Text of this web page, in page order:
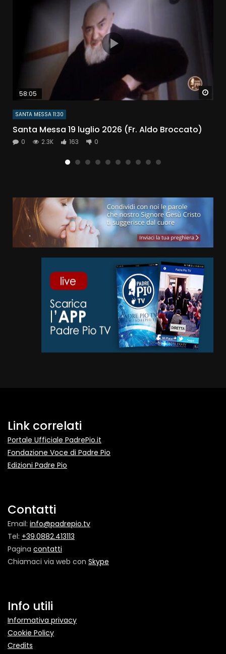
Later
58:05
SANTA MESSA 11:30
Santa Messa 19 luglio 2026 (Fr. Aldo Broccato)
0 2.3K 163 0
Link correlati
Portale Ufficiale PadrePio.it
Fondazione Voce di Padre Pio
Edizioni Padre Pio
Contatti
Email: info@padrepio.tv
Tel: +39.0882.413113
Pagina contatti
Chiamaci via web con Skype
Info utili
Informativa privacy
Cookie Policy
Credits